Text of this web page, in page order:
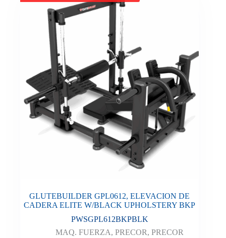
GLUTEBUILDER GPL0612, ELEVACION DE
CADERA ELITE W/BLACK UPHOLSTERY BKP
PWSGPL612BKPBLK
MAQ. FUERZA,PRECOR,PRECOR